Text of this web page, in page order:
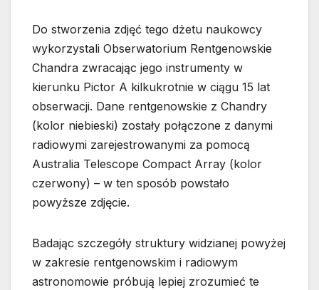
Do stworzenia zdjęć tego dżetu naukowcy
wykorzystali Obserwatorium Rentgenowskie
Chandra zwracając jego instrumenty w
kierunku Pictor A kilkukrotnie w ciągu 15 lat
obserwacji. Dane rentgenowskie z Chandry
(kolor niebieski) zostały połączone z danymi
radiowymi zarejestrowanymi za pomocą
Australia Telescope Compact Array (kolor
czerwony) – w ten sposób powstało
powyższe zdjęcie.
Badając szczegóły struktury widzianej powyżej
w zakresie rentgenowskim i radiowym
astronomowie próbują lepiej zrozumieć te